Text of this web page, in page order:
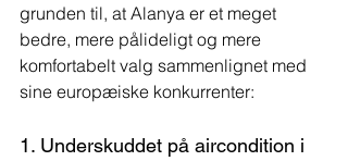
grunden til, at Alanya er et meget
bedre, mere pålideligt og mere
komfortabelt valg sammenlignet med
sine europæiske konkurrenter:
1. Underskuddet på aircondition i